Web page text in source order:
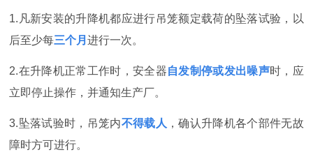
1.凡新安装的升降机都应进行吊笼额定载荷的坠落试验，以
后至少每三个月进行一次。
2.在升降机正常工作时，安全器自发制停或发出噪声时，应
立即停止操作，并通知生产厂。
3.坠落试验时，吊笼内不得载人 ，确认升降机各个部件无故
障时方可进行。